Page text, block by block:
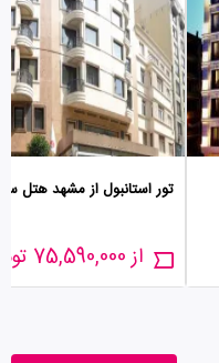
تور استانبول از مشهد هتل
از 75,590,000 تومان